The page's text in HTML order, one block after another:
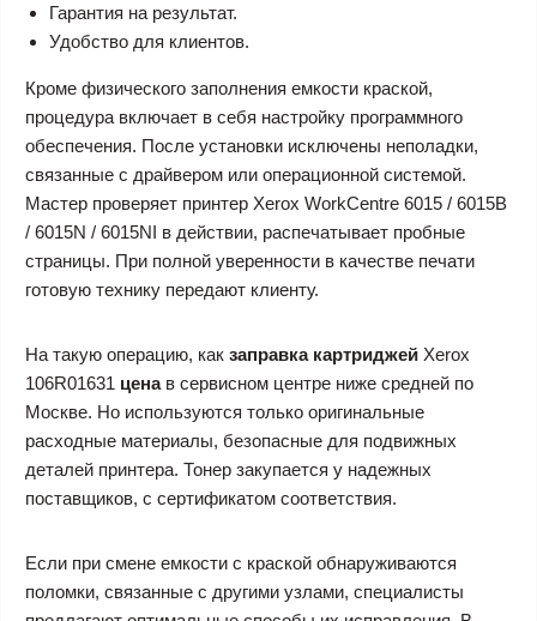
Гарантия на результат.
Удобство для клиентов.
Кроме физического заполнения емкости краской,
процедура включает в себя настройку программного
обеспечения. После установки исключены неполадки,
связанные с драйвером или операционной системой.
Мастер проверяет принтер Xerox WorkCentre 6015 / 6015B
/ 6015N / 6015NI в действии, распечатывает пробные
страницы. При полной уверенности в качестве печати
готовую технику передают клиенту.
На такую операцию, как заправка картриджей Xerox
106R01631 ценав сервисном центре ниже средней по
Москве. Но используются только оригинальные
расходные материалы, безопасные для подвижных
деталей принтера. Тонер закупается у надежных
поставщиков, с сертификатом соответствия.
Если при смене емкости с краской обнаруживаются
поломки, связанные с другими узлами, специалисты